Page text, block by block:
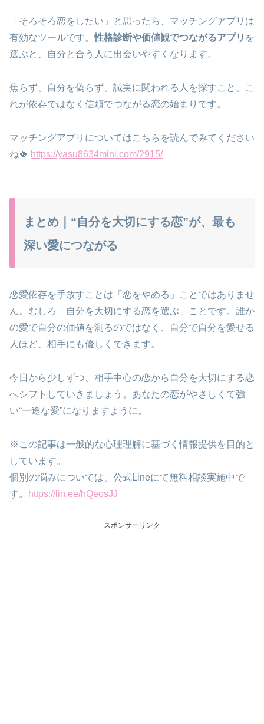
「そろそろ恋をしたい」と思ったら、マッチングアプリは
有効なツールです。性格診断や価値観でつながるアプリ を
選ぶと、自分と合う人に出会いやすくなります。
焦らず、自分を偽らず、誠実に関われる人を探すこと。こ
れが依存ではなく信頼でつながる恋の始まりです。
マッチングアプリについてはこちらを読んでみてください
ね🍀 https://yasu8634mini.com/2915/
まとめ｜“自分を大切にする恋”が、最も
深い愛につながる
恋愛依存を手放すことは「恋をやめる」ことではありませ
ん。むしろ「自分を大切にする恋を選ぶ」ことです。誰か
の愛で自分の価値を測るのではなく、自分で自分を愛せる
人ほど、相手にも優しくできます。
今日から少しずつ、相手中心の恋から自分を大切にする恋
へシフトしていきましょう。あなたの恋がやさしくて強
い“一途な愛”になりますように。
※この記事は一般的な心理理解に基づく情報提供を目的と
しています。
個別の悩みについては、公式Lineにて無料相談実施中で
す。
https://lin.ee/hQeosJJ
スポンサーリンク